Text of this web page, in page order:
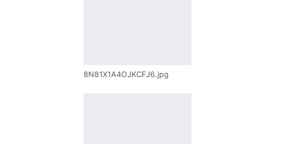
8N81X1A4OJKCFJ6.jpg